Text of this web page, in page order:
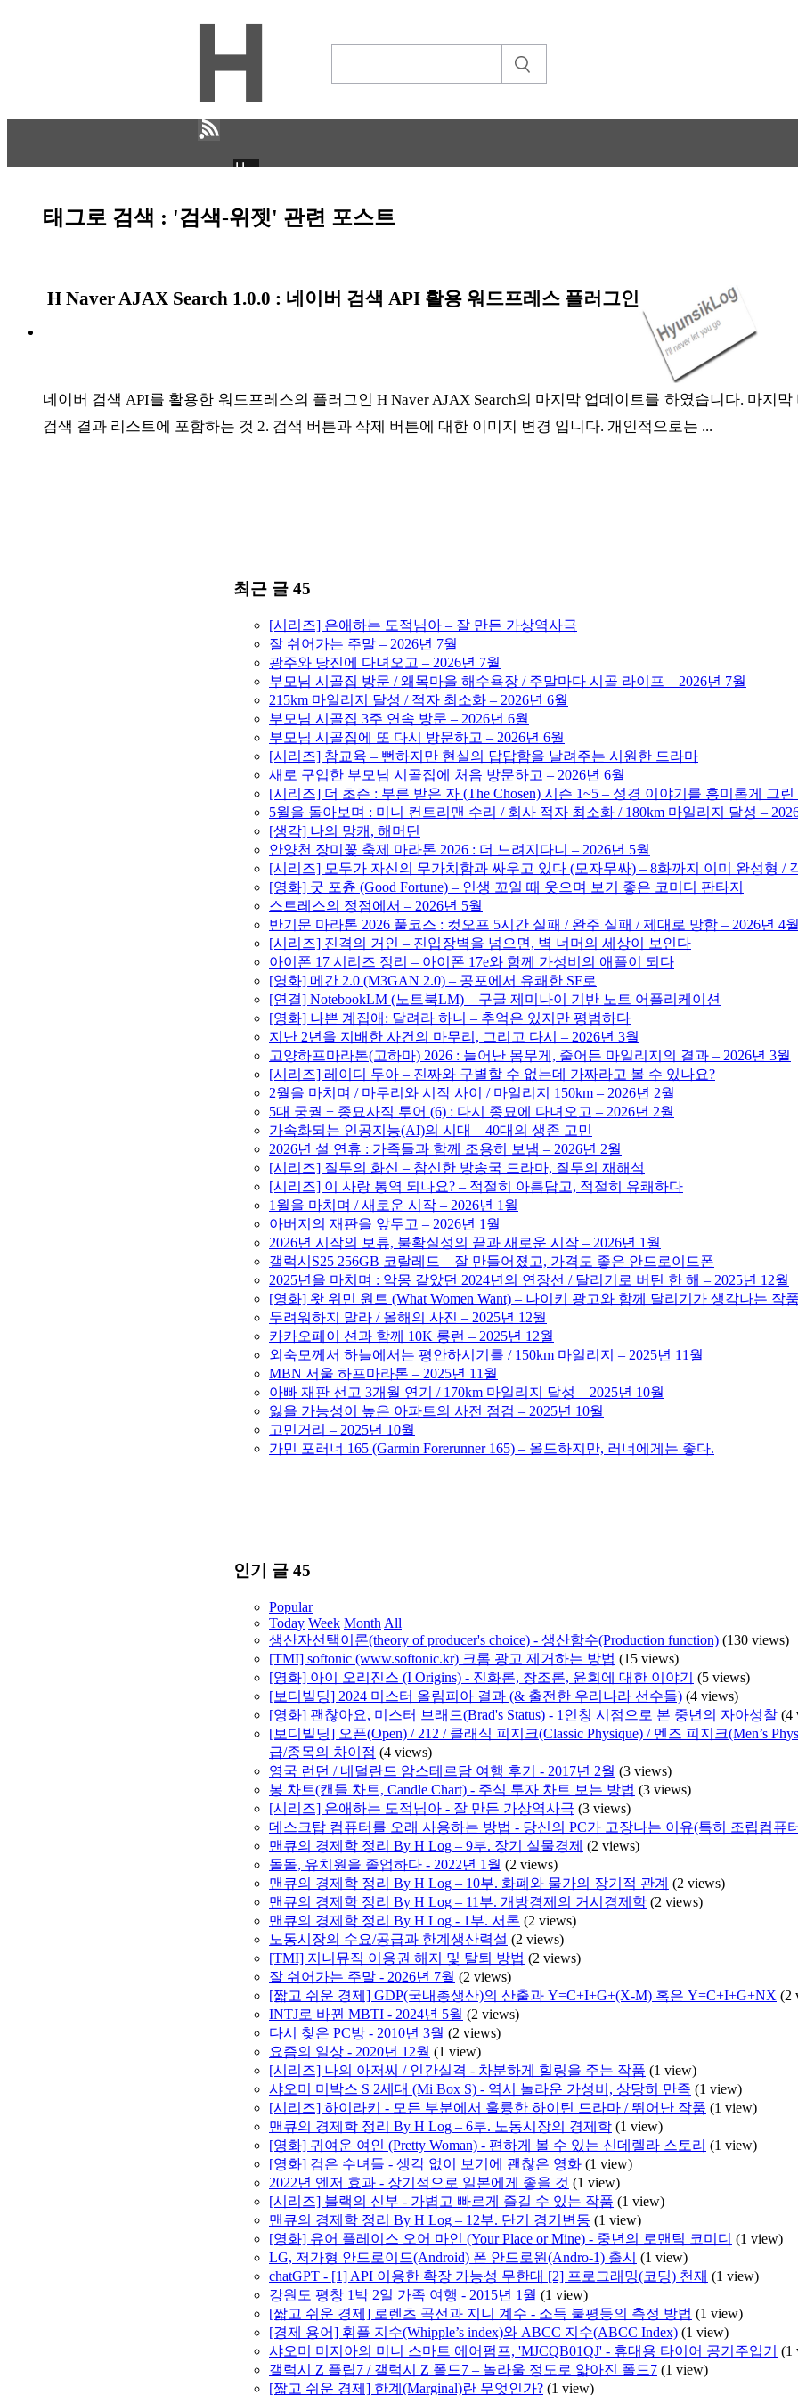
H
ECONOMY
IT ISSUE
ETC
태그로 검색 : '검색-위젯' 관련 포스트
H Naver AJAX Search 1.0.0 : 네이버 검색 API 활용 워드프레스 플러그인
네이버 검색 API를 활용한 워드프레스의 플러그인 H Naver AJAX Search의 마지막 업데이트를 하였습니다. 마지
검색 결과 리스트에 포함하는 것 2. 검색 버튼과 삭제 버튼에 대한 이미지 변경 입니다. 개인적으로는 ...
최근 글 45
[시리즈] 은애하는 도적님아 – 잘 만든 가상역사극
잘 쉬어가는 주말 – 2026년 7월
광주와 당진에 다녀오고 – 2026년 7월
부모님 시골집 방문 / 왜목마을 해수욕장 / 주말마다 시골 라이프 – 2026년 7월
215km 마일리지 달성 / 적자 최소화 – 2026년 6월
부모님 시골집 3주 연속 방문 – 2026년 6월
부모님 시골집에 또 다시 방문하고 – 2026년 6월
[시리즈] 참교육 – 뻔하지만 현실의 답답함을 날려주는 시원한 드라마
새로 구입한 부모님 시골집에 처음 방문하고 – 2026년 6월
[시리즈] 더 초즌 : 부른 받은 자 (The Chosen) 시즌 1~5 – 성경 이야기를 흥미롭게 그
5월을 돌아보며 : 미니 컨트리맨 수리 / 회사 적자 최소화 / 180km 마일리지 달성 –
[생각] 나의 망캐, 해머딘
안양천 장미꽃 축제 마라톤 2026 : 더 느려지다니 – 2026년 5월
[시리즈] 모두가 자신의 무가치함과 싸우고 있다 (모자무싸) – 8화까지 이미 완성형 /
[영화] 굿 포츈 (Good Fortune) – 인생 꼬일 때 웃으며 보기 좋은 코미디 판타지
스트레스의 정점에서 – 2026년 5월
반기문 마라톤 2026 풀코스 : 컷오프 5시간 실패 / 완주 실패 / 제대로 망함 – 2026년 4월
[시리즈] 진격의 거인 – 진입장벽을 넘으면, 벽 너머의 세상이 보인다
아이폰 17 시리즈 정리 – 아이폰 17e와 함께 가성비의 애플이 되다
[영화] 메간 2.0 (M3GAN 2.0) – 공포에서 유쾌한 SF로
[연결] NotebookLM (노트북LM) – 구글 제미나이 기반 노트 어플리케이션
[영화] 나쁜 계집애: 달려라 하니 – 추억은 있지만 평범하다
지난 2년을 지배한 사건의 마무리, 그리고 다시 – 2026년 3월
고양하프마라톤(고하마) 2026 : 늘어난 몸무게, 줄어든 마일리지의 결과 – 2026년 3월
[시리즈] 레이디 두아 – 진짜와 구별할 수 없는데 가짜라고 볼 수 있나요?
2월을 마치며 / 마무리와 시작 사이 / 마일리지 150km – 2026년 2월
5대 궁궐 + 종묘사직 투어 (6) : 다시 종묘에 다녀오고 – 2026년 2월
가속화되는 인공지능(AI)의 시대 – 40대의 생존 고민
2026년 설 연휴 : 가족들과 함께 조용히 보냄 – 2026년 2월
[시리즈] 질투의 화신 – 참신한 방송국 드라마, 질투의 재해석
[시리즈] 이 사랑 통역 되나요? – 적절히 아름답고, 적절히 유쾌하다
1월을 마치며 / 새로운 시작 – 2026년 1월
아버지의 재판을 앞두고 – 2026년 1월
2026년 시작의 보류, 불확실성의 끝과 새로운 시작 – 2026년 1월
갤럭시S25 256GB 코랄레드 – 잘 만들어졌고, 가격도 좋은 안드로이드폰
2025년을 마치며 : 악몽 같았던 2024년의 연장선 / 달리기로 버틴 한 해 – 2025년 12월
[영화] 왓 위민 원트 (What Women Want) – 나이키 광고와 함께 달리기가 생각나는 작품
두려워하지 말라 / 올해의 사진 – 2025년 12월
카카오페이 션과 함께 10K 롱런 – 2025년 12월
외숙모께서 하늘에서는 평안하시기를 / 150km 마일리지 – 2025년 11월
MBN 서울 하프마라톤 – 2025년 11월
아빠 재판 선고 3개월 연기 / 170km 마일리지 달성 – 2025년 10월
잃을 가능성이 높은 아파트의 사전 점검 – 2025년 10월
고민거리 – 2025년 10월
가민 포러너 165 (Garmin Forerunner 165) – 올드하지만, 러너에게는 좋다.
인기 글 45
Popular
Today Week Month All
생산자선택이론(theory of producer's choice) - 생산함수(Production function) (130 views)
[TMI] softonic (www.softonic.kr) 크롬 광고 제거하는 방법 (15 views)
[영화] 아이 오리진스 (I Origins) - 진화론, 창조론, 윤회에 대한 이야기
(5 views)
[보디빌딩] 2024 미스터 올림피아 결과 (& 출전한 우리나라 선수들) (4 views)
[영화] 괜찮아요, 미스터 브래드(Brad's Status) - 1인칭 시점으로 본 중년의 자아성찰 (4
[보디빌딩] 오픈(Open) / 212 / 클래식 피지크(Classic Physique) / 멘즈 피지크(Men’s
급/종목의 차이점 (4 views)
영국 런던 / 네덜란드 암스테르담 여행 후기 - 2017년 2월 (3 views)
봉 차트(캔들 차트, Candle Chart) - 주식 투자 차트 보는 방법 (3 views)
[시리즈] 은애하는 도적님아 - 잘 만든 가상역사극 (3 views)
데스크탑 컴퓨터를 오래 사용하는 방법 - 당신의 PC가 고장나는 이유(특히 조립컴퓨
맨큐의 경제학 정리 By H Log – 9부. 장기 실물경제 (2 views)
돌돌, 유치원을 졸업하다 - 2022년 1월 (2 views)
맨큐의 경제학 정리 By H Log – 10부. 화폐와 물가의 장기적 관계 (2 views)
맨큐의 경제학 정리 By H Log – 11부. 개방경제의 거시경제학 (2 views)
맨큐의 경제학 정리 By H Log - 1부. 서론 (2 views)
노동시장의 수요/공급과 한계생산력설 (2 views)
[TMI] 지니뮤직 이용권 해지 및 탈퇴 방법 (2 views)
잘 쉬어가는 주말 - 2026년 7월 (2 views)
[짧고 쉬운 경제] GDP(국내총생산)의 산출과 Y=C+I+G+(X-M) 혹은 Y=C+I+G+NX (2
INTJ로 바뀐 MBTI - 2024년 5월 (2 views)
다시 찾은 PC방 - 2010년 3월 (2 views)
요즘의 일상 - 2020년 12월 (1 view)
[시리즈] 나의 아저씨 / 인간실격 - 차분하게 힐링을 주는 작품 (1 view)
샤오미 미박스 S 2세대 (Mi Box S) - 역시 놀라운 가성비, 상당히 만족 (1 view)
[시리즈] 하이라키 - 모든 부분에서 훌륭한 하이틴 드라마 / 뛰어난 작품 (1 view)
맨큐의 경제학 정리 By H Log – 6부. 노동시장의 경제학 (1 view)
[영화] 귀여운 여인 (Pretty Woman) - 편하게 볼 수 있는 신데렐라 스토리 (1 view)
[영화] 검은 수녀들 - 생각 없이 보기에 괜찮은 영화 (1 view)
2022년 엔저 효과 - 장기적으로 일본에게 좋을 것 (1 view)
[시리즈] 블랙의 신부 - 가볍고 빠르게 즐길 수 있는 작품 (1 view)
맨큐의 경제학 정리 By H Log – 12부. 단기 경기변동 (1 view)
[영화] 유어 플레이스 오어 마인 (Your Place or Mine) - 중년의 로맨틱 코미디 (1 view)
LG, 저가형 안드로이드(Android) 폰 안드로원(Andro-1) 출시 (1 view)
chatGPT - [1] API 이용한 확장 가능성 무한대 [2] 프로그래밍(코딩) 천재 (1 view)
강원도 평창 1박 2일 가족 여행 - 2015년 1월 (1 view)
[짧고 쉬운 경제] 로렌츠 곡선과 지니 계수 - 소득 불평등의 측정 방법 (1 view)
[경제 용어] 휘플 지수(Whipple’s index)와 ABCC 지수(ABCC Index) (1 view)
샤오미 미지아의 미니 스마트 에어펌프, 'MJCQB01QJ' - 휴대용 타이어 공기주입기
(1
갤럭시 Z 플립7 / 갤럭시 Z 폴드7 – 놀라울 정도로 얇아진 폴드7 (1 view)
[짧고 쉬운 경제] 한계(Marginal)란 무엇인가? (1 view)